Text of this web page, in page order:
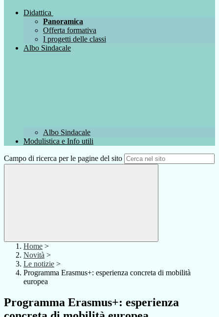
Didattica
Panoramica
Offerta formativa
I progetti delle classi
Albo Sindacale
Albo Sindacale
Modulistica e Info utili
Campo di ricerca per le pagine del sito
Home >
Novità >
Le notizie >
Programma Erasmus+: esperienza concreta di mobilità
europea
Programma Erasmus+: esperienza